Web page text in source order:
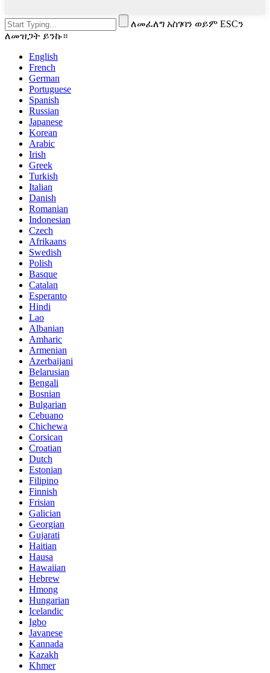
ለመፈለግ አስገባን ወይም ESCን
ለመዝጋት ይንኩ።
English
French
German
Portuguese
Spanish
Russian
Japanese
Korean
Arabic
Irish
Greek
Turkish
Italian
Danish
Romanian
Indonesian
Czech
Afrikaans
Swedish
Polish
Basque
Catalan
Esperanto
Hindi
Lao
Albanian
Amharic
Armenian
Azerbaijani
Belarusian
Bengali
Bosnian
Bulgarian
Cebuano
Chichewa
Corsican
Croatian
Dutch
Estonian
Filipino
Finnish
Frisian
Galician
Georgian
Gujarati
Haitian
Hausa
Hawaiian
Hebrew
Hmong
Hungarian
Icelandic
Igbo
Javanese
Kannada
Kazakh
Khmer